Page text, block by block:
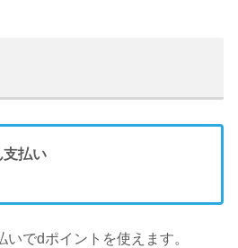
支払い
いでdポイントを使えます。